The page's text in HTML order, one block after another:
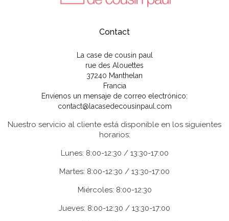
Contact
La case de cousin paul
rue des Alouettes
37240 Manthelan
Francia
Envíenos un mensaje de correo electrónico:
contact@lacasedecousinpaul.com
Nuestro servicio al cliente está disponible en los siguientes
horarios:
Lunes: 8:00-12:30 / 13:30-17:00
Martes: 8:00-12:30 / 13:30-17:00
Miércoles: 8:00-12:30
Jueves: 8:00-12:30 / 13:30-17:00